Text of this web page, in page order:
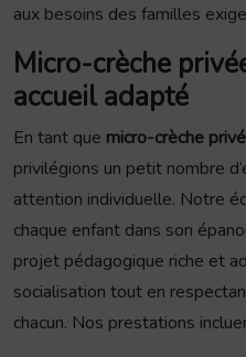
aux besoins des familles
Micro-crèche
accueil adapté
En tant que micro-crèche
privilégions un petit nombre
attention individuelle. Notre
chaque enfant dans son
projet pédagogique riche et
socialisation tout en
chacun. Nos prestations